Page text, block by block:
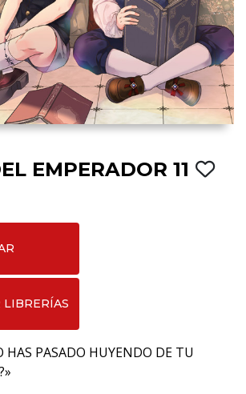
EMPERADOR 11
LIBRERÍAS
HAS PASADO HUYENDO DE TU